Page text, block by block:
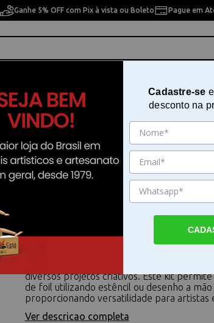
Ganhe 5% OFF com Pix à vista ou Boleto Pague em
Pintura
Heatwave Pen Starter Kit 662586
Heatwave Pen Starter Kit para efeitos
Heatwave Pen Starter Kit da We R
diversos projetos criativos. Este kit permite
de foil utilizando estêncil ou desenho a
proporcionando versatilidade para artistas
Ver descricao completa
Cadastre-se
desconto na